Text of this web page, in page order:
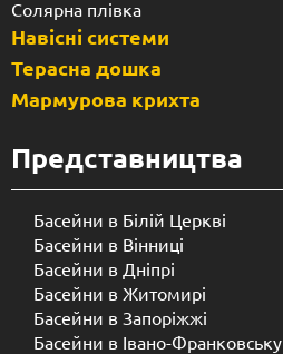
Солярна плівка
Навісні системи
Терасна дошка
Мармурова крихта
Представництва
Басейни в Білій Церкві
Басейни в Вінниці
Басейни в Дніпрі
Басейни в Житомирі
Басейни в Запоріжжі
Басейни в Івано-Франковську